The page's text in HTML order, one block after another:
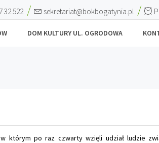
32 522 sekretariat@bokbogatynia.pl
DOM KULTURY UL. OGRODOWA
którym po raz czwarty wzięli udział ludzie